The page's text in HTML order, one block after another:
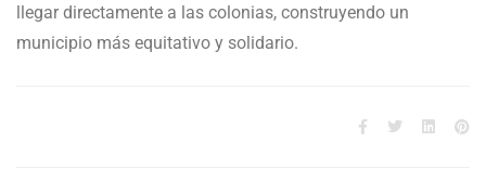
llegar directamente a las colonias, construyendo un
municipio más equitativo y solidario.